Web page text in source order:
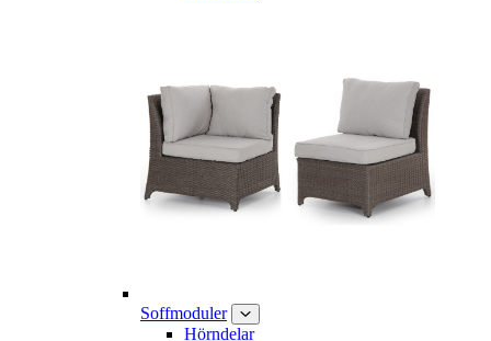
Soffmoduler
Hörndelar